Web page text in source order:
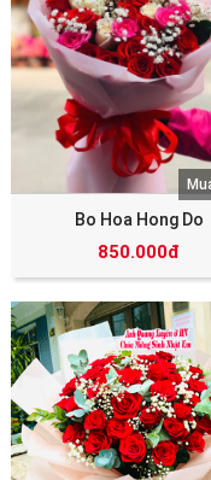
Bo Hoa Hong Do
850.000đ